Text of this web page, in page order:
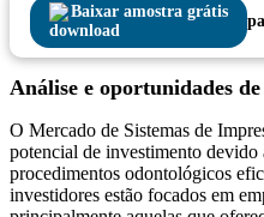
Baixar amostra grátis
Análise e oportunidades
O Mercado de Sistemas de
potencial de investimento devido
procedimentos odontológicos
investidores estão focados em